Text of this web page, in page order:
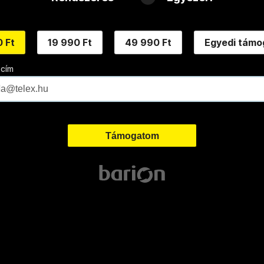
Ft 19 990 Ft 49 990 Ft Egyedi